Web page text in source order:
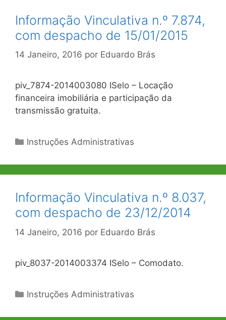
Informação Vinculativa n.º 7.874,
com despacho de 15/01/2015
14 Janeiro, 2016 por Eduardo Brás
piv_7874-2014003080 ISelo – Locação
financeira imobiliária e participação da
transmissão gratuita.
Categorias
Instruções Administrativas
Informação Vinculativa n.º 8.037,
com despacho de 23/12/2014
14 Janeiro, 2016 por Eduardo Brás
piv_8037-2014003374 ISelo – Comodato.
Categorias
Instruções Administrativas